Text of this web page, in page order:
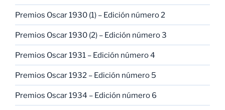
Premios Oscar 1930 (1) – Edición número 2
Premios Oscar 1930 (2) – Edición número 3
Premios Oscar 1931 – Edición número 4
Premios Oscar 1932 – Edición número 5
Premios Oscar 1934 – Edición número 6